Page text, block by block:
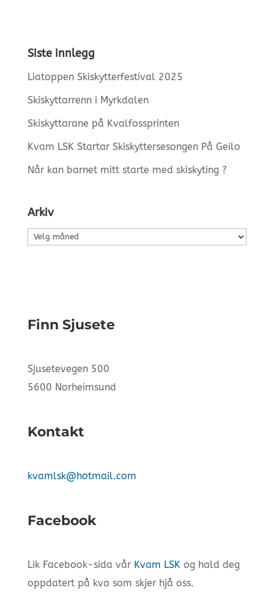
Siste innlegg
Liatoppen Skiskytterfestival 2025
Skiskyttarrenn i Myrkdalen
Skiskyttarane på Kvalfossprinten
Kvam LSK Startar Skiskyttersesongen På Geilo
Når kan barnet mitt starte med skiskyting ?
Arkiv
Arkiv
Finn Sjusete
Sjusetevegen 500
5600 Norheimsund
Kontakt
kvamlsk@hotmail.com
Facebook
Lik Facebook-sida vår Kvam LSKog hald deg
oppdatert på kva som skjer hjå oss.